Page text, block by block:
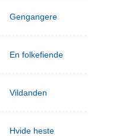
Gengangere
En folkefiende
Vildanden
Hvide heste